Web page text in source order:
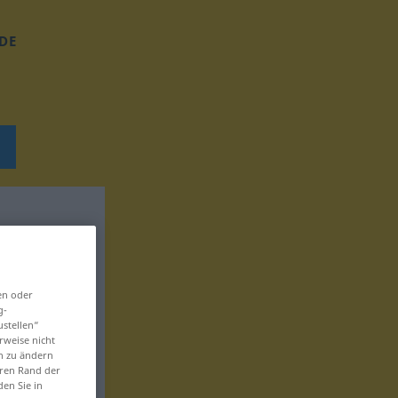
DE
oder
nicht
zu ändern
Rand der
Sie in